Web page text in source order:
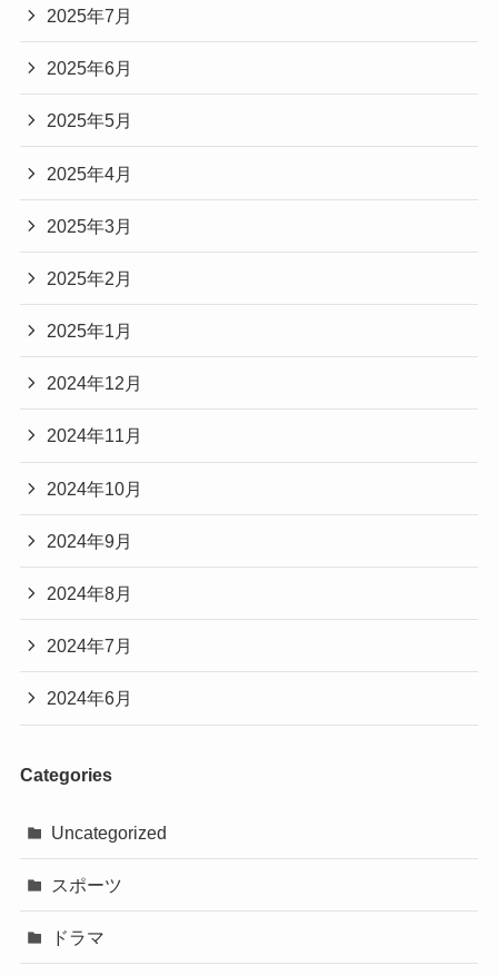
2025年7月
2025年6月
2025年5月
2025年4月
2025年3月
2025年2月
2025年1月
2024年12月
2024年11月
2024年10月
2024年9月
2024年8月
2024年7月
2024年6月
Categories
Uncategorized
スポーツ
ドラマ